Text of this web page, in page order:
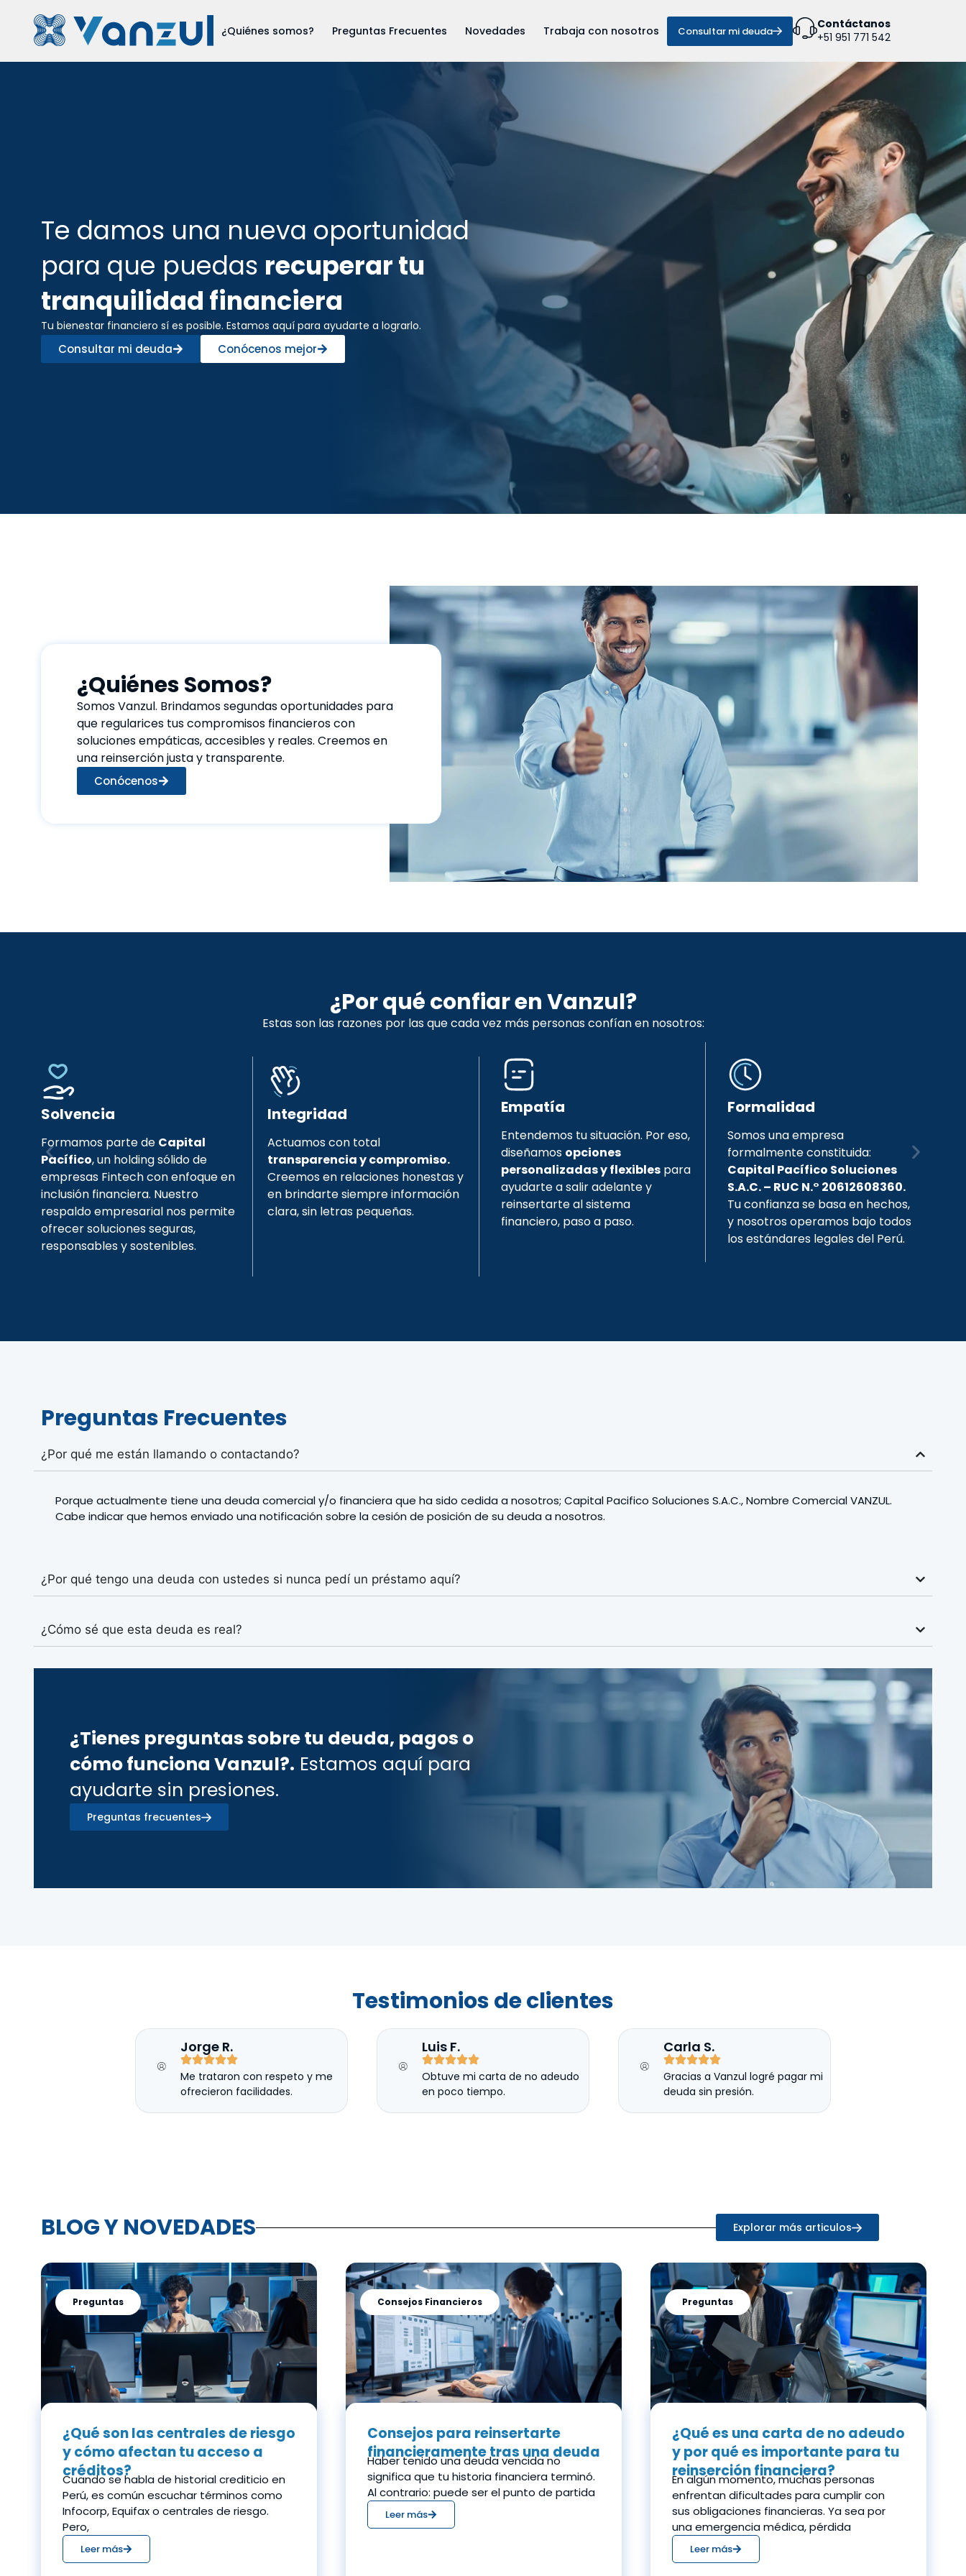
¿Quiénes somos? Preguntas Frecuentes Novedades Trabaja con nosotros Consultar mi deuda
Contáctanos
+51 951 771 542
Te damos una nueva oportunidad
para que puedas recuperar tu
tranquilidad financiera
Tu bienestar financiero sí es posible. Estamos aquí para ayudarte a lograrlo.
Consultar mi deuda Conócenos mejor
¿Quiénes Somos?
Somos Vanzul. Brindamos segundas oportunidades para
que regularices tus compromisos financieros con
soluciones empáticas, accesibles y reales. Creemos en
una reinserción justa y transparente.
Conócenos
¿Por qué confiar en Vanzul?
Estas son las razones por las que cada vez más personas confían en nosotros:
Solvencia
Formamos parte de Capital
Pacífico, un holding sólido de
empresas Fintech con enfoque en
inclusión financiera. Nuestro
respaldo empresarial nos permite
ofrecer soluciones seguras,
responsables y sostenibles.
Integridad
Actuamos con total
transparencia y compromiso.
Creemos en relaciones honestas y
en brindarte siempre información
clara, sin letras pequeñas.
Empatía
Entendemos tu situación. Por eso,
diseñamos opciones
personalizadas y flexibles para
ayudarte a salir adelante y
reinsertarte al sistema
financiero, paso a paso.
Formalidad
Somos una empresa
formalmente constituida:
Capital Pacífico Soluciones
S.A.C. – RUC N.° 20612608360.
Tu confianza se basa en hechos,
y nosotros operamos bajo todos
los estándares legales del Perú.
Preguntas Frecuentes
¿Por qué me están llamando o contactando?
Porque actualmente tiene una deuda comercial y/o financiera que ha sido cedida a nosotros; Capital Pacifico Soluciones S.A.C., Nombre Comercial VANZUL.
Cabe indicar que hemos enviado una notificación sobre la cesión de posición de su deuda a nosotros.
¿Por qué tengo una deuda con ustedes si nunca pedí un préstamo aquí?
¿Cómo sé que esta deuda es real?
¿Tienes preguntas sobre tu deuda, pagos o
cómo funciona Vanzul?. Estamos aquí para
ayudarte sin presiones.
Preguntas frecuentes
Testimonios de clientes
Jorge R.
Me trataron con respeto y me
ofrecieron facilidades.
Luis F.
Obtuve mi carta de no adeudo
en poco tiempo.
Carla S.
Gracias a Vanzul logré pagar mi
deuda sin presión.
BLOG Y NOVEDADES Explorar más articulos
Preguntas
¿Qué son las centrales de riesgo
y cómo afectan tu acceso a
créditos?
Cuando se habla de historial crediticio en
Perú, es común escuchar términos como
Infocorp, Equifax o centrales de riesgo.
Pero,
Leer más
Consejos Financieros
Consejos para reinsertarte
financieramente tras una deuda
Haber tenido una deuda vencida no
significa que tu historia financiera terminó.
Al contrario: puede ser el punto de partida
Leer más
Preguntas
¿Qué es una carta de no adeudo
y por qué es importante para tu
reinserción financiera?
En algún momento, muchas personas
enfrentan dificultades para cumplir con
sus obligaciones financieras. Ya sea por
una emergencia médica, pérdida
Leer más